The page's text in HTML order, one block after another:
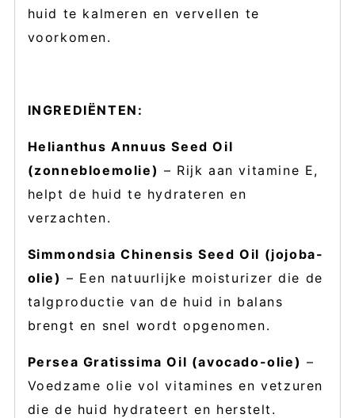
huid te kalmeren en vervellen te
voorkomen.
INGREDIËNTEN:
Helianthus Annuus Seed Oil
(zonnebloemolie) – Rijk aan vitamine E,
helpt de huid te hydrateren en
verzachten.
Simmondsia Chinensis Seed Oil (jojoba-
olie) – Een natuurlijke moisturizer die de
talgproductie van de huid in balans
brengt en snel wordt opgenomen.
Persea Gratissima Oil (avocado-olie) –
Voedzame olie vol vitamines en vetzuren
die de huid hydrateert en herstelt.